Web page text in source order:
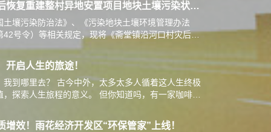
斋堂镇沿河口村灾后恢复重建整村异地安置项目地块土壤污染状况调查报告公示
壤污染防治法》、《污染地块土壤环境管理办法
42号令）等相关规定，现将《斋堂镇沿河口村灾后恢
地块土壤污染状况调查报告》…
开启人生的旅途！
我到哪里去？ 古今中外，太多太多人循着这人生终极
，探索人生旅程的意义。 但你知道吗，有一家咖啡
增效！雨花经济开发区“环保管家”上线！